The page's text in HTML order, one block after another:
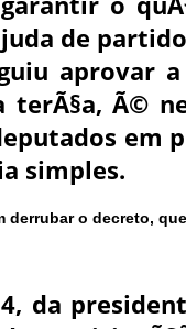
de
aprovar
Ã©
em
simples.
derrubar o decreto,
da